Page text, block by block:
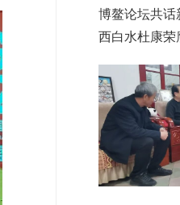
博鳌论坛共
西白水杜康荣